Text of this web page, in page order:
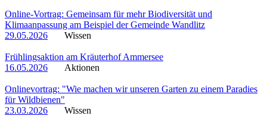
Online-Vortrag: Gemeinsam für mehr Biodiversität und
Klimaanpassung am Beispiel der Gemeinde Wandlitz
29.05.2026
Wissen
Frühlingsaktion am Kräuterhof Ammersee
16.05.2026
Aktionen
Onlinevortrag: "Wie machen wir unseren Garten zu einem Paradies
für Wildbienen"
23.03.2026
Wissen